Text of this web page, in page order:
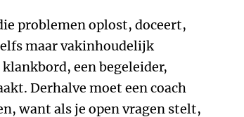
problemen oplost, doceert,
maar vakinhoudelijk
een begeleider,
Derhalve moet een coach
want als je open vragen stelt,